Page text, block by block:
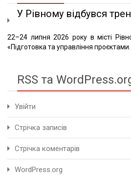
У Рівному відбувся
22–24 липня 2026 року в місті
«Підготовка та управління
RSS та
Увійти
Стрічка записів
Стрічка коментарів
WordPress.org